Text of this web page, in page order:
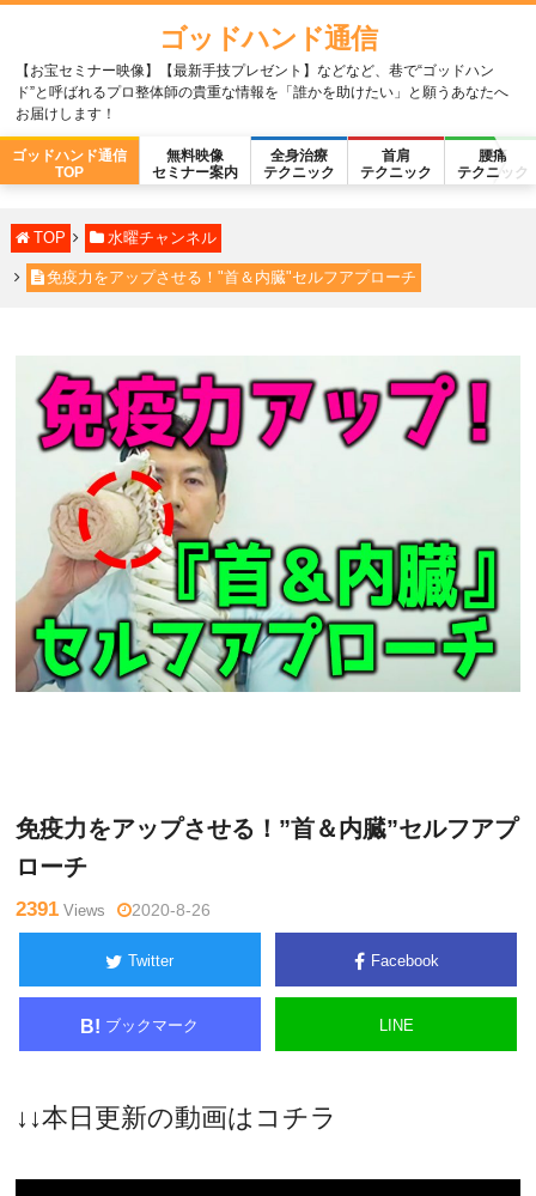
ゴッドハンド通信
【お宝セミナー映像】【最新手技プレゼント】などなど、巷で“ゴッドハン
ド”と呼ばれるプロ整体師の貴重な情報を「誰かを助けたい」と願うあなたへ
お届けします！
ゴッドハンド通信
TOP
無料映像
セミナー案内
全身治療
テクニック
首肩
テクニック
腰痛
テクニック
TOP 水曜チャンネル
免疫力をアップさせる！"首＆内臓"セルフアプローチ
免疫力をアップさせる！”首＆内臓”セルフアプ
ローチ
2391 Views 2020-8-26
Twitter Facebook
B! ブックマーク LINE
↓↓本日更新の動画はコチラ